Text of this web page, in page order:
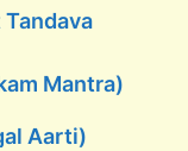
Tandava
Mantra)
Aarti)